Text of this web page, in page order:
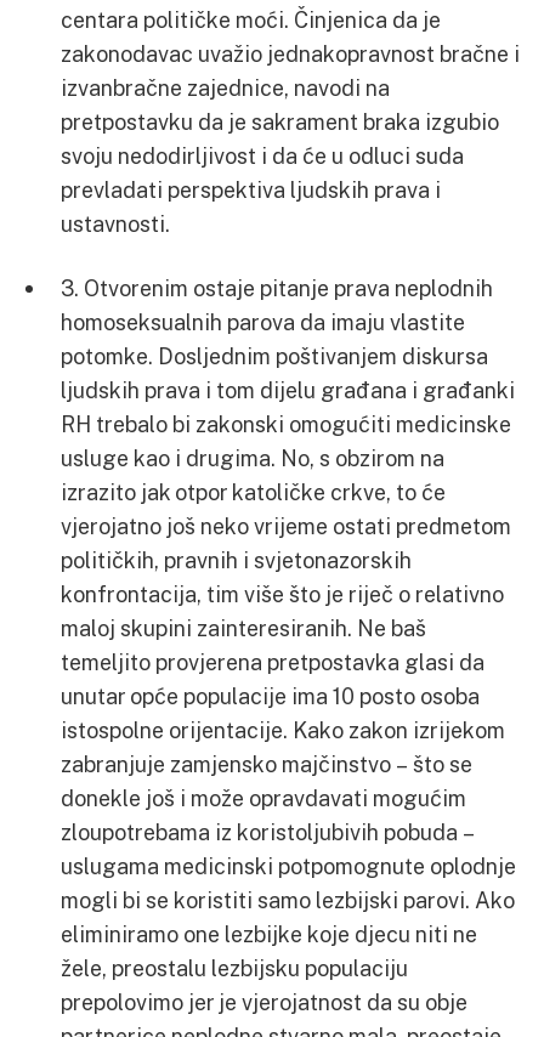
centara političke moći. Činjenica da je
zakonodavac uvažio jednakopravnost bračne i
izvanbračne zajednice, navodi na
pretpostavku da je sakrament braka izgubio
svoju nedodirljivost i da će u odluci suda
prevladati perspektiva ljudskih prava i
ustavnosti.
3. Otvorenim ostaje pitanje prava neplodnih
homoseksualnih parova da imaju vlastite
potomke. Dosljednim poštivanjem diskursa
ljudskih prava i tom dijelu građana i građanki
RH trebalo bi zakonski omogućiti medicinske
usluge kao i drugima. No, s obzirom na
izrazito jak otpor katoličke crkve, to će
vjerojatno još neko vrijeme ostati predmetom
političkih, pravnih i svjetonazorskih
konfrontacija, tim više što je riječ o relativno
maloj skupini zainteresiranih. Ne baš
temeljito provjerena pretpostavka glasi da
unutar opće populacije ima 10 posto osoba
istospolne orijentacije. Kako zakon izrijekom
zabranjuje zamjensko majčinstvo – što se
donekle još i može opravdavati mogućim
zloupotrebama iz koristoljubivih pobuda –
uslugama medicinski potpomognute oplodnje
mogli bi se koristiti samo lezbijski parovi. Ako
eliminiramo one lezbijke koje djecu niti ne
žele, preostalu lezbijsku populaciju
prepolovimo jer je vjerojatnost da su obje